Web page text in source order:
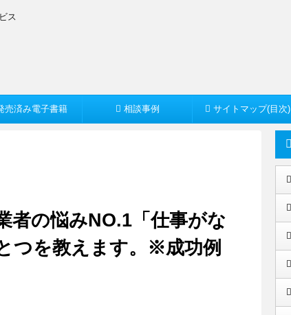
ス
売済み電子書籍 相談事例 サイトマップ(目次)
者の悩みNO.1「仕事がな
つを教えます。※成功例